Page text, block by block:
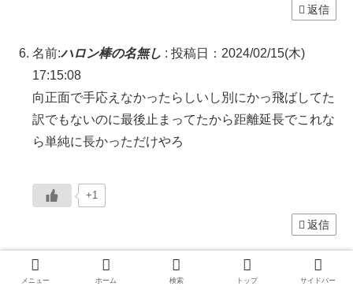
返信
名前:ハロン棒の名無し : 投稿日：2024/02/15(木)
17:15:08
向正面で手応えなかったらしいし別にかっ飛ばしてた
訳でもないのに最後止まってたから距離延長でこれな
ら単純に長かっただけやろ
+1
返信
名前: ハロン棒の名無し
投稿日：2024/02/15(木)
メニュー ホーム 検索 トップ サイドバー